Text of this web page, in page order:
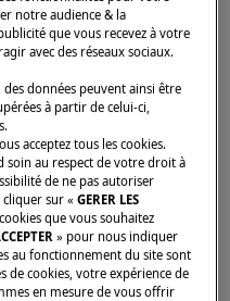
PLAISANCE SAS
notre audience & la
que vous recevez à votre
avec des réseaux sociaux.
données peuvent ainsi être
à partir de celui-ci,
acceptez tous les cookies.
soin au respect de votre droit à
de ne pas autoriser
cliquer sur «GERER LES
que vous souhaitez
» pour nous indiquer
au fonctionnement du site sont
de cookies, votre expérience de
en mesure de vous offrir